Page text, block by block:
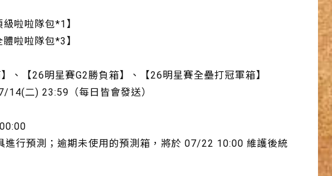
啦啦隊包*1】
啦啦隊包*3】
、【26明星賽G2勝負箱】、【26明星賽全壘打冠軍箱】
二) 23:59（每日皆會發送）
進行預測；逾期未使用的預測箱，將於 07/22 10:00 維護後統